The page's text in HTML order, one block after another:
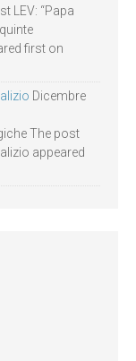
LEV: “Papa
first on
Dicembre
The post
appeared